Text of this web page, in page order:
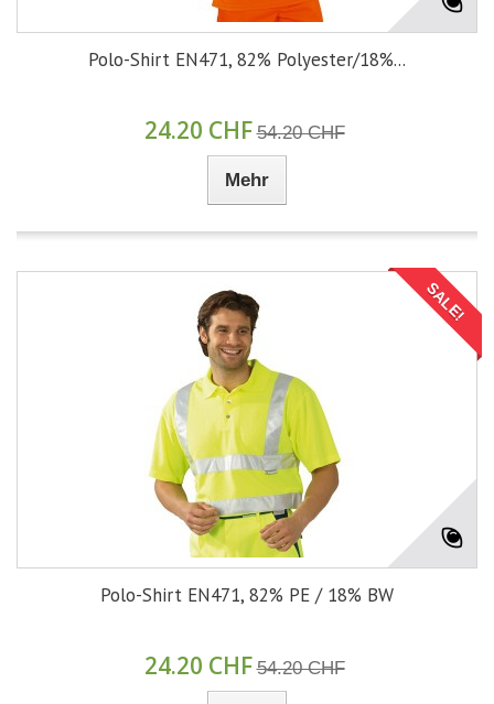
Polo-Shirt EN471, 82% Polyester/18%...
24.20 CHF 54.20 CHF
Mehr
SALE!
Polo-Shirt EN471, 82% PE / 18% BW
24.20 CHF 54.20 CHF